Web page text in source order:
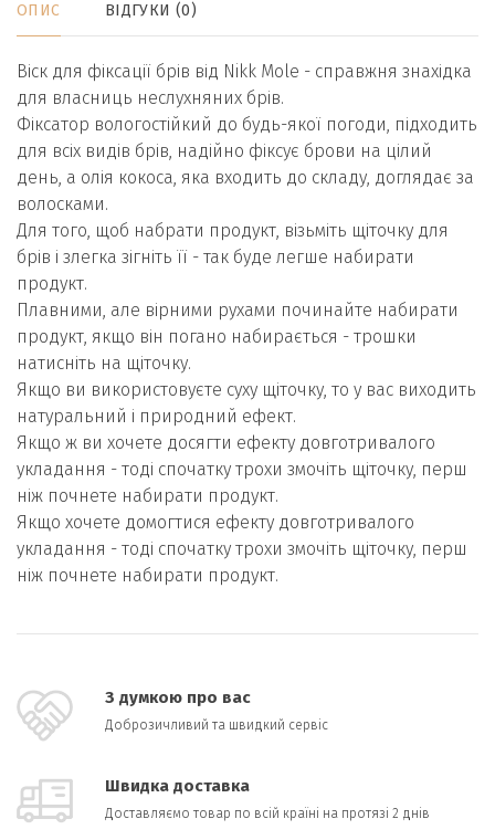
ОПИС ВІДГУКИ (0)
Віск для фіксації брів від Nikk Mole - справжня знахідка
для власниць неслухняних брів.
Фіксатор вологостійкий до будь-якої погоди, підходить
для всіх видів брів, надійно фіксує брови на цілий
день, а олія кокоса, яка входить до складу, доглядає за
волосками.
Для того, щоб набрати продукт, візьміть щіточку для
брів і злегка зігніть її - так буде легше набирати
продукт.
Плавними, але вірними рухами починайте набирати
продукт, якщо він погано набирається - трошки
натисніть на щіточку.
Якщо ви використовуєте суху щіточку, то у вас виходить
натуральний і природний ефект.
Якщо ж ви хочете досягти ефекту довготривалого
укладання - тоді спочатку трохи змочіть щіточку, перш
ніж почнете набирати продукт.
Якщо хочете домогтися ефекту довготривалого
укладання - тоді спочатку трохи змочіть щіточку, перш
ніж почнете набирати продукт.
З думкою про вас
Доброзичливий та швидкий сервіс
Швидка доставка
Доставляємо товар по всій країні на протязі 2 днів